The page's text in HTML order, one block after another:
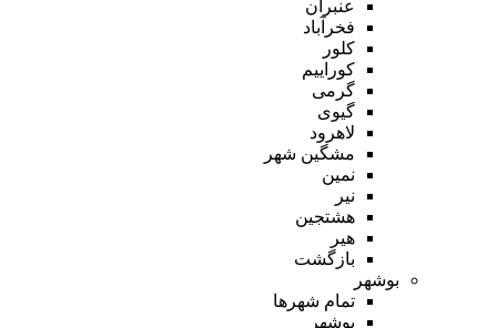
عنبران
فخرآباد
کلور
کوراییم
گرمی
گیوی
لاهرود
مشگین شهر
نمین
نیر
هشتجین
هیر
بازگشت
بوشهر
تمام شهر‌ها
بوشهر